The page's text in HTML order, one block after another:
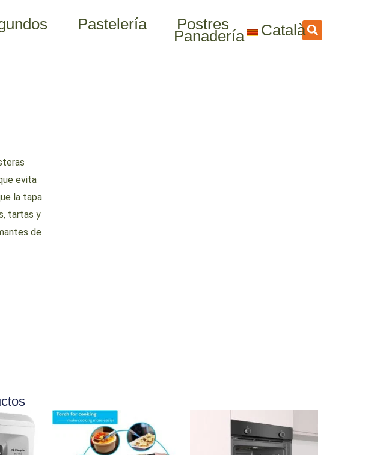
Pastelería Postres
Panadería Català
evita
la tapa
tartas y
de